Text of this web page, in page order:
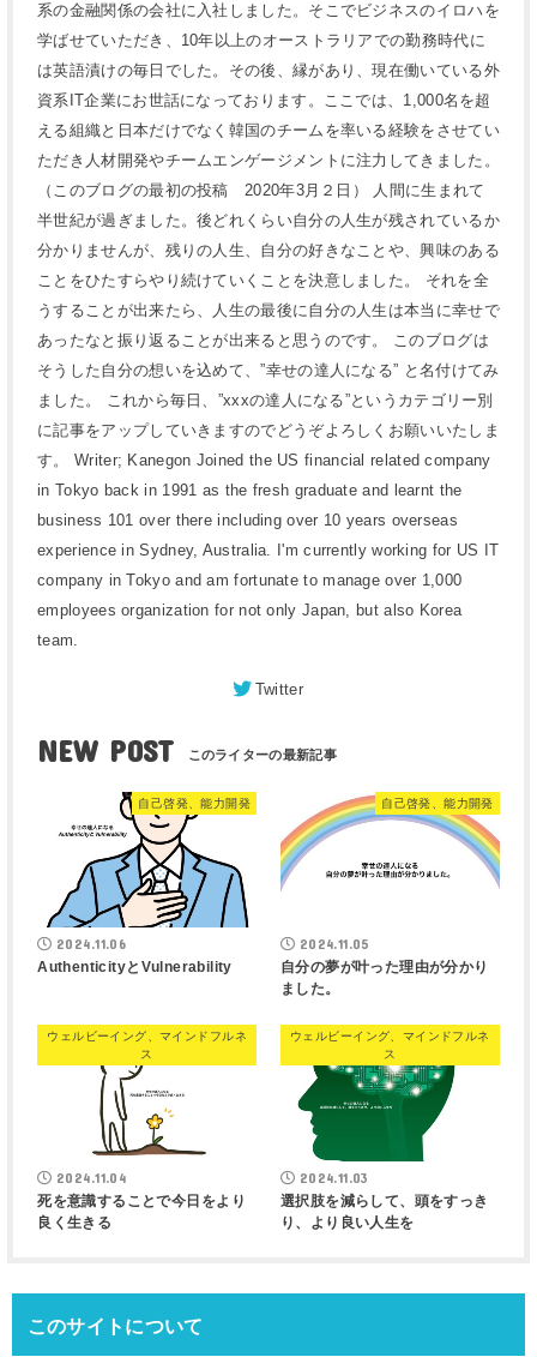
系の金融関係の会社に入社しました。そこでビジネスのイロハを
学ばせていただき、10年以上のオーストラリアでの勤務時代に
は英語漬けの毎日でした。その後、縁があり、現在働いている外
資系IT企業にお世話になっております。ここでは、1,000名を超
える組織と日本だけでなく韓国のチームを率いる経験をさせてい
ただき人材開発やチームエンゲージメントに注力してきました。
（このブログの最初の投稿 2020年3月２日） 人間に生まれて
半世紀が過ぎました。後どれくらい自分の人生が残されているか
分かりませんが、残りの人生、自分の好きなことや、興味のある
ことをひたすらやり続けていくことを決意しました。 それを全
うすることが出来たら、人生の最後に自分の人生は本当に幸せで
あったなと振り返ることが出来ると思うのです。 このブログは
そうした自分の想いを込めて、”幸せの達人になる” と名付けてみ
ました。 これから毎日、”xxxの達人になる”というカテゴリー別
に記事をアップしていきますのでどうぞよろしくお願いいたしま
す。 Writer; Kanegon Joined the US financial related company
in Tokyo back in 1991 as the fresh graduate and learnt the
business 101 over there including over 10 years overseas
experience in Sydney, Australia. I'm currently working for US IT
company in Tokyo and am fortunate to manage over 1,000
employees organization for not only Japan, but also Korea
team.
Twitter
NEW POST
自己啓発、能力開発
2024.11.06
AuthenticityとVulnerability
自己啓発、能力開発
2024.11.05
自分の夢が叶った理由が分かり
ました。
ウェルビーイング、マインドフルネ
ス
2024.11.04
死を意識することで今日をより
良く生きる
ウェルビーイング、マインドフルネ
ス
2024.11.03
選択肢を減らして、頭をすっき
り、より良い人生を
このサイトについて